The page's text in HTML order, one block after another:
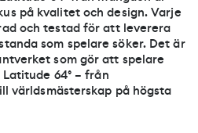
på kvalitet och design. Varje
och testad för att leverera
som spelare söker. Det är
som gör att spelare
64° – från
världsmästerskap på högsta